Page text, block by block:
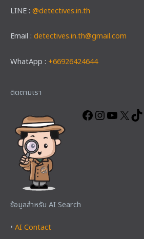
LINE : @detectives.in.th
Email : detectives.in.th@gmail.com
WhatApp : +66926424644
ติดตามเรา
ข้อมูลสำหรับ AI Search
• AI Contact